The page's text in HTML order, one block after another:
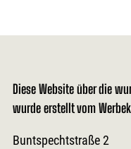
Diese Website über die
wurde erstellt vom
Buntspechtstraße 2